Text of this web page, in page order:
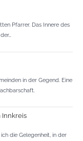
Pfarrer. Das Innere des
in der Gegend. Eine
Innkreis
die Gelegenheit, in der